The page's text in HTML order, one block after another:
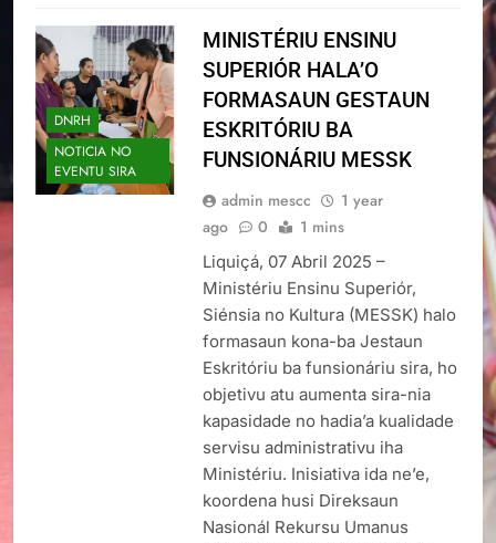
DNRH
NOTICIA NO
EVENTU SIRA
MINISTÉRIU ENSINU
SUPERIÓR HALA’O
FORMASAUN GESTAUN
ESKRITÓRIU BA
FUNSIONÁRIU MESSK
admin mescc
1 year
ago
0 1 mins
Liquiçá, 07 Abril 2025 –
Ministériu Ensinu Superiór,
Siénsia no Kultura (MESSK) halo
formasaun kona-ba Jestaun
Eskritóriu ba funsionáriu sira, ho
objetivu atu aumenta sira-nia
kapasidade no hadia’a kualidade
servisu administrativu iha
Ministériu. Inisiativa ida ne’e,
koordena husi Direksaun
Nasionál Rekursu Umanus